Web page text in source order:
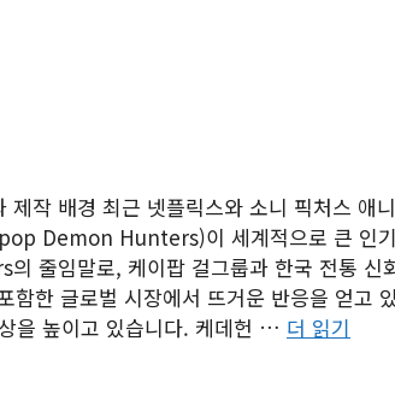
제작 배경 최근 넷플릭스와 소니 픽처스 애
Demon Hunters)이 세계적으로 큰 인
줄임말로, 케이팝 걸그룹과 한국 전통 신
함한 글로벌 시장에서 뜨거운 반응을 얻고
을 높이고 있습니다. 케데헌 … 더 읽기